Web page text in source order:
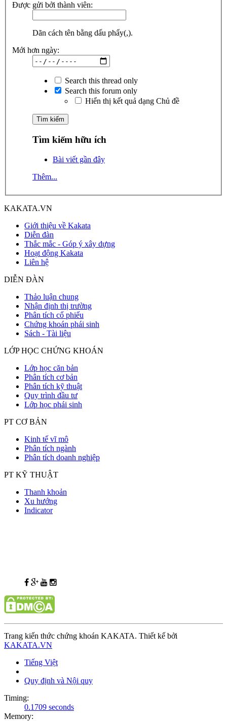
Được gửi bởi thành viên:
Dãn cách tên bằng dấu phẩy(,).
Mới hơn ngày:
Search this thread only
Search this forum only
Hiển thị kết quả dạng Chủ đề
Tìm kiếm hữu ích
Bài viết gần đây
Thêm...
KAKATA.VN
Giới thiệu về Kakata
Diễn đàn
Thắc mắc - Góp ý xây dựng
Hoạt động Kakata
Liên hệ
DIỄN ĐÀN
Thảo luận chung
Nhận định thị trường
Phân tích cổ phiếu
Chứng khoán phái sinh
Sách - Tài liệu
LỚP HỌC CHỨNG KHOÁN
Lớp học căn bản
Phân tích cơ bản
Phân tích kỹ thuật
Quy trình đầu tư
Lớp học phái sinh
PT CƠ BẢN
Kinh tế vĩ mô
Phân tích ngành
Phân tích doanh nghiệp
PT KỸ THUẬT
Thanh khoản
Xu hướng
Indicator
Trang kiến thức chứng khoán KAKATA. Thiết kế bởi
KAKATA.VN
Tiếng Việt
Quy định và Nội quy
Timing:
0.1709 seconds
Memory: